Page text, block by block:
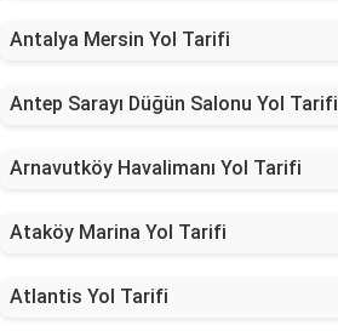
Antalya Mersin Yol Tarifi
Antep Sarayı Düğün Salonu Yol Tarifi
Arnavutköy Havalimanı Yol Tarifi
Ataköy Marina Yol Tarifi
Atlantis Yol Tarifi